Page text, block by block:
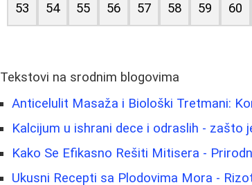
53 54 55 56 57 58 59 60
Tekstovi na srodnim blogovima
Anticelulit Masaža i Biološki Tretmani:
Kalcijum u ishrani dece i odraslih - zašto
Kako Se Efikasno Rešiti Mitisera -
Ukusni Recepti sa Plodovima Mora -